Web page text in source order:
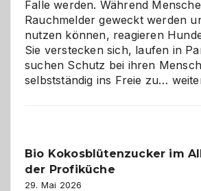
Falle werden. Während
Rauchmelder geweckt werden
nutzen können, reagieren
Sie verstecken sich, laufen in
suchen Schutz bei ihren
selbstständig ins Freie zu…
Bio Kokosblütenzucker im
der Profiküche
29. Mai 2026